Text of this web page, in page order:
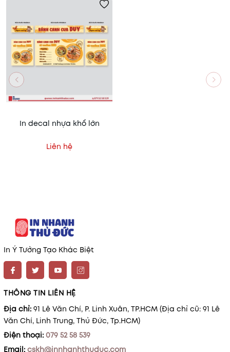
In decal nhựa khổ lớn
Liên hệ
In Ý Tưởng Tạo Khác Biệt
THÔNG TIN LIÊN HỆ
Địa chỉ: 91 Lê Văn Chí, P. Linh Xuân, TP.HCM (Địa chỉ cũ: 91 Lê
Văn Chí, Linh Trung, Thủ Đức, Tp.HCM)
Điện thoại: 079 52 58 539
Email: cskh@innhanhthuduc.com